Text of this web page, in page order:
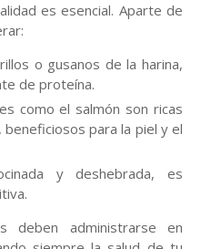
es esencial. Aparte de
o gusanos de la harina,
de proteína.
como el salmón son ricas
para la piel y el
y deshebrada, es
deben administrarse en